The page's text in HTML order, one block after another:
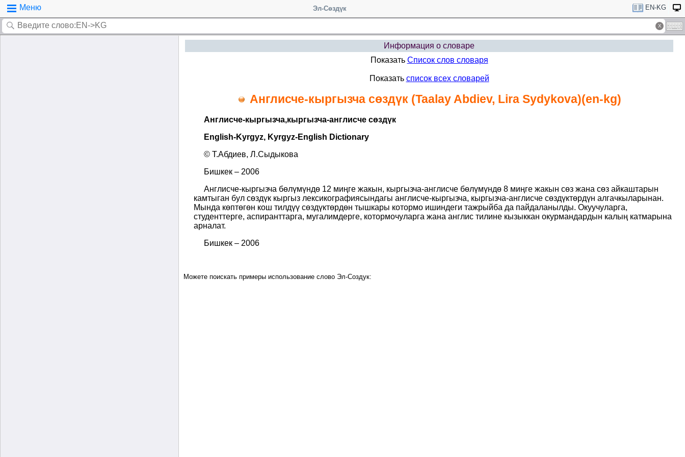
Меню Эл-Сөздүк EN-KG
Информация о словаре
Показать Список слов словаря
Показать список всех словарей
Англисче-кыргызча cөздүк (Taalay Abdiev, Lira Sydykova)(en-kg)
Англисче-кыргызча,кыргызча-англисче сөздүк
English-Kyrgyz, Kyrgyz-English Dictionary
© Т.Абдиев, Л.Сыдыкова
Бишкек – 2006
Англисче-кыргызча бөлүмүндө 12 миңге жакын, кыргызча-англисче бөлүмүндө 8 миңге жакын сөз жана сөз айкаштарын
камтыган бул сөздүк кыргыз лексикографиясындагы англисче-кыргызча, кыргызча-англисче сөздүктөрдүн алгачкыларынан.
Мында көптөгөн кош тилдүү сөздүктөрдөн тышкары котормо ишиндеги тажрыйба да пайдаланылды. Окуучуларга,
студенттерге, аспиранттарга, мугалимдерге, котормочуларга жана англис тилине кызыккан окурмандардын калың катмарына
арналат.
Бишкек – 2006
Можете поискать примеры использование слово Эл-Создук: